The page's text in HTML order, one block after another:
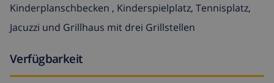
Kinderplanschbecken , Kinderspielplatz, Tennisplatz,
Jacuzzi und Grillhaus mit drei Grillstellen
Verfügbarkeit